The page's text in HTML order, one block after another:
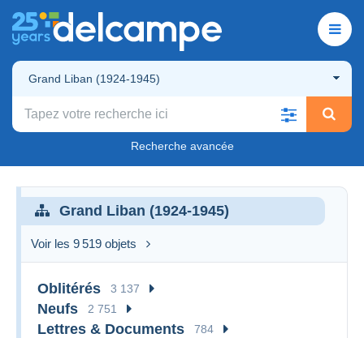
Grand Liban (1924-1945)
Recherche avancée
Grand Liban (1924-1945)
Voir les 9 519 objets
Oblitérés 3 137
Neufs 2 751
Lettres & Documents 784